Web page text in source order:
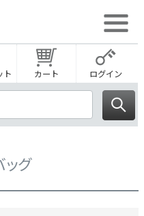
ト カート ログイン
ッグ